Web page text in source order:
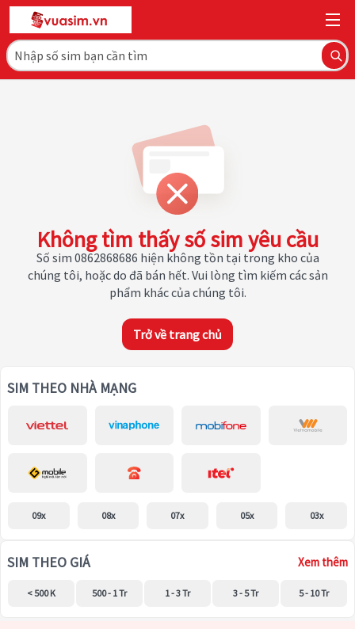
Không tìm thấy số sim yêu cầu
Số sim 0862868686 hiện không tồn tại trong kho của
chúng tôi, hoặc do đã bán hết. Vui lòng tìm kiếm các sản
phẩm khác của chúng tôi.
Trở về trang chủ
SIM THEO NHÀ MẠNG
09x 08x 07x 05x 03x
SIM THEO GIÁ Xem thêm
< 500 K 500 - 1 Tr 1 - 3 Tr 3 - 5 Tr 5 - 10 Tr